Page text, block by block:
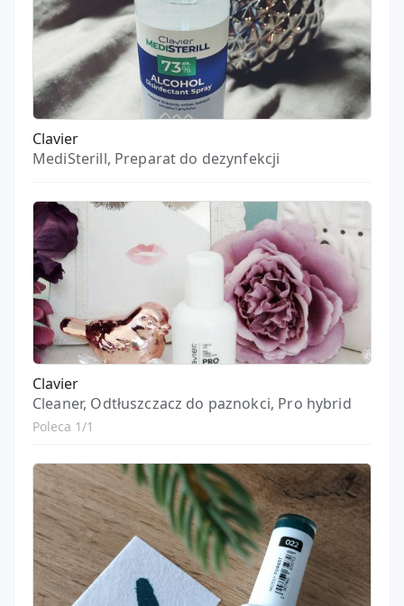
Clavier
MediSterill, Preparat do dezynfekcji
Clavier
Cleaner, Odtłuszczacz do paznokci, Pro hybrid
Poleca 1/1